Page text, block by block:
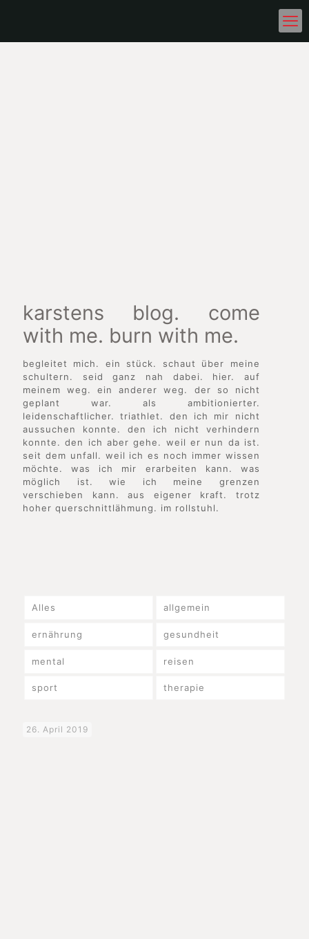
karstens blog. come
with me. burn with me.
begleitet mich. ein stück. schaut über meine
schultern. seid ganz nah dabei. hier. auf
meinem weg. ein anderer weg. der so nicht
geplant war. als ambitionierter.
leidenschaftlicher. triathlet. den ich mir nicht
aussuchen konnte. den ich nicht verhindern
konnte. den ich aber gehe. weil er nun da ist.
seit dem unfall. weil ich es noch immer wissen
möchte. was ich mir erarbeiten kann. was
möglich ist. wie ich meine grenzen
verschieben kann. aus eigener kraft. trotz
hoher querschnittlähmung. im rollstuhl.
Alles allgemein
ernährung gesundheit
mental reisen
sport therapie
26. April 2019